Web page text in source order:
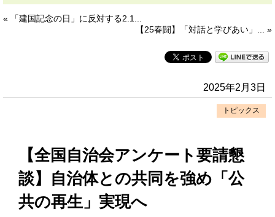
« 「建国記念の日」に反対する2.1...
【25春闘】「対話と学びあい」... »
2025年2月3日
トピックス
【全国自治会アンケート要請懇
談】自治体との共同を強め「公
共の再生」実現へ